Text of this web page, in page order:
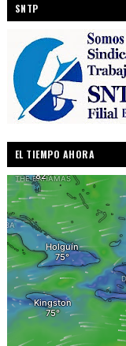
SNTP
EL TIEMPO AHORA